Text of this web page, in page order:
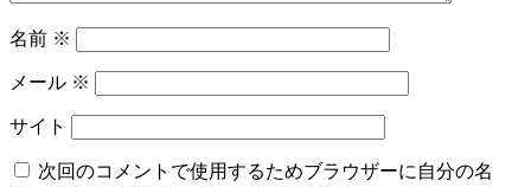
名前 ※
メール ※
サイト
次回のコメントで使用するためブラウザーに自分の名